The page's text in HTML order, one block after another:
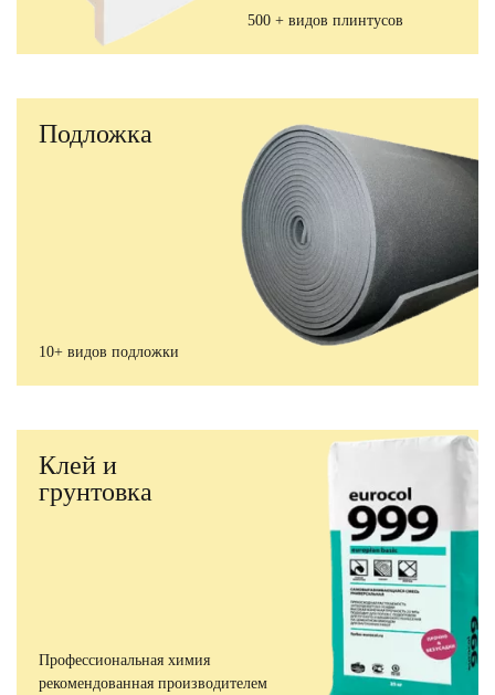
500 + видов плинтусов
Подложка
10+ видов подложки
Клей и
грунтовка
Профессиональная химия
рекомендованная производителем